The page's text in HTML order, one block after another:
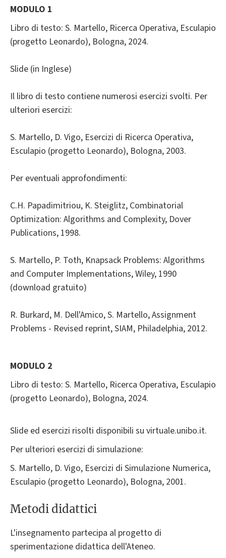
MODULO 1
Libro di testo: S. Martello, Ricerca Operativa, Esculapio
(progetto Leonardo), Bologna, 2024.
Slide (in Inglese)
Il libro di testo contiene numerosi esercizi svolti. Per
ulteriori esercizi:
S. Martello, D. Vigo, Esercizi di Ricerca Operativa,
Esculapio (progetto Leonardo), Bologna, 2003.
Per eventuali approfondimenti:
C.H. Papadimitriou, K. Steiglitz, Combinatorial
Optimization: Algorithms and Complexity, Dover
Publications, 1998.
S. Martello, P. Toth, Knapsack Problems: Algorithms
and Computer Implementations, Wiley, 1990
(download gratuito)
R. Burkard, M. Dell'Amico, S. Martello, Assignment
Problems - Revised reprint, SIAM, Philadelphia, 2012.
MODULO 2
Libro di testo: S. Martello, Ricerca Operativa, Esculapio
(progetto Leonardo), Bologna, 2024.
Slide ed esercizi risolti disponibili su virtuale.unibo.it.
Per ulteriori esercizi di simulazione:
S. Martello, D. Vigo, Esercizi di Simulazione Numerica,
Esculapio (progetto Leonardo), Bologna, 2001.
Metodi didattici
L'insegnamento partecipa al progetto di
sperimentazione didattica dell'Ateneo.